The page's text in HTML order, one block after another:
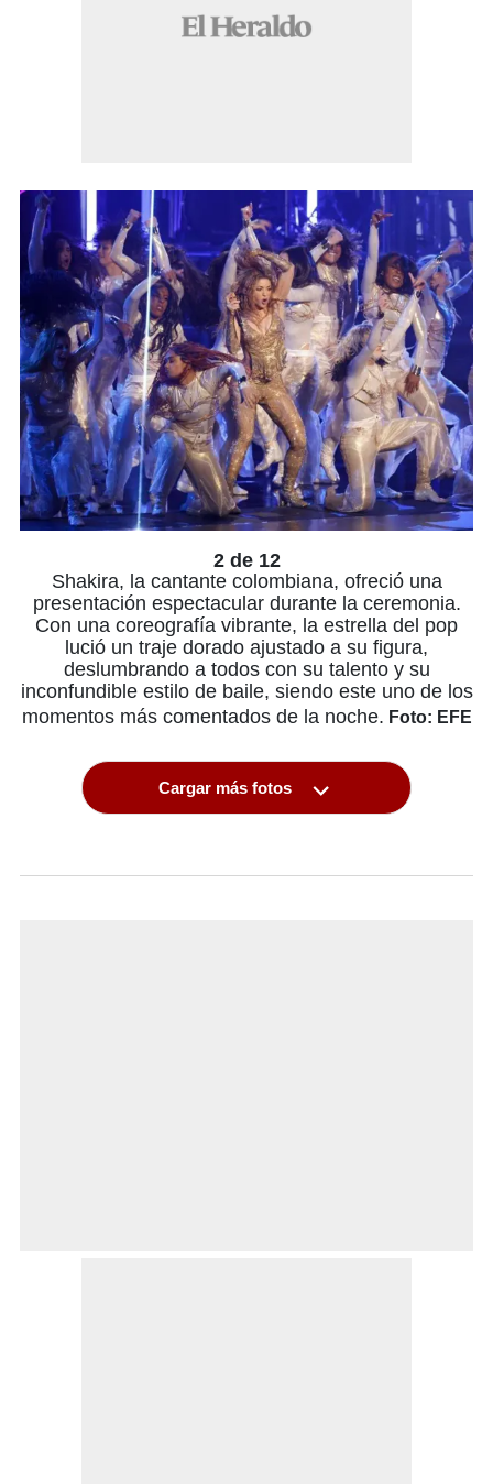
2 de 12
Shakira, la cantante colombiana, ofreció una
presentación espectacular durante la ceremonia.
Con una coreografía vibrante, la estrella del pop
lució un traje dorado ajustado a su figura,
deslumbrando a todos con su talento y su
inconfundible estilo de baile, siendo este uno de los
momentos más comentados de la noche. Foto: EFE
Cargar más fotos